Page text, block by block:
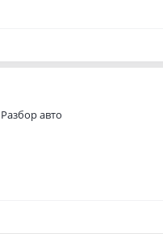
Разбор авто